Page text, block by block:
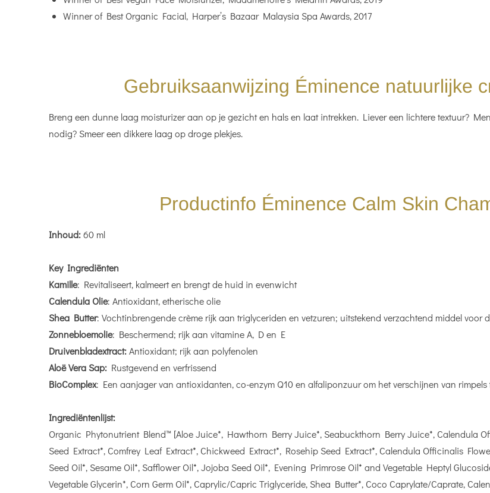
Winner of Best Organic Facial, Harper’s Bazaar Malaysia Spa Awards, 2017
Gebruiksaanwijzing Éminence natuurlijke
Breng een dunne laag moisturizer aan op je gezicht en hals en laat intrekken. Liever een lichtere textuur?
nodig? Smeer een dikkere laag op droge plekjes.
Productinfo Éminence Calm Skin
Inhoud:60 ml
Key Ingrediënten
Kamille: Revitaliseert, kalmeert en brengt de huid in evenwicht
Calendula Olie: Antioxidant, etherische olie
Shea Butter: Vochtinbrengende crème rijk aan triglyceriden en vetzuren; uitstekend verzachtend middel
Zonnebloemolie: Beschermend; rijk aan vitamine A, D en E
Druivenbladextract:Antioxidant; rijk aan polyfenolen
Aloë Vera Sap: Rustgevend en verfrissend
BioComplex: Een aanjager van antioxidanten, co-enzym Q10 en alfaliponzuur om het verschijnen van
Ingrediëntenlijst:
Organic Phytonutrient Blend™ [Aloe Juice*, Hawthorn Berry Juice*, Seabuckthorn Berry Juice*, Calendula
Seed Extract*, Comfrey Leaf Extract*, Chickweed Extract*, Rosehip Seed Extract*, Calendula Officinalis
Seed Oil*, Sesame Oil*, Safflower Oil*, Jojoba Seed Oil*, Evening Primrose Oil* and Vegetable Heptyl
Vegetable Glycerin*, Corn Germ Oil*, Caprylic/Capric Triglyceride, Shea Butter*, Coco Caprylate/Caprate,